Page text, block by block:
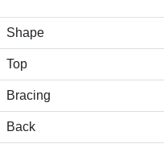
Shape
Top
Bracing
Back